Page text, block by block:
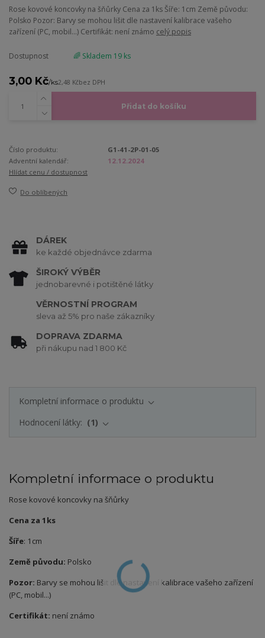
Rose kovové koncovky na šňůrky Cena za 1ks Šíře: 1cm Země původu:
Polsko Pozor: Barvy se mohou lišit dle nastavení kalibrace vašeho
zařízení (PC, mobil...) Certifikát: není známo celý popis
Dostupnost 🌈 Skladem 19 ks
3,00 Kč/ks2,48 Kčbez DPH
Přidat do košíku
Číslo produktu:
G1-41-2P-01-05
Adventní kalendář:
12.12.2024
Hlídat cenu / dostupnost
Do oblíbených
DÁREK
ke každé objednávce zdarma
ŠIROKÝ VÝBĚR
jednobarevné i potištěné látky
VĚRNOSTNÍ PROGRAM
sleva až 5% pro naše zákazníky
DOPRAVA ZDARMA
při nákupu nad 1 800 Kč
Kompletní informace o produktu
Hodnocení látky:
1
Kompletní informace o produktu
Rose kovové koncovky na šňůrky
Cena za 1ks
Šíře: 1cm
Země původu: Polsko
Pozor: Barvy se mohou lišit dle nastavení kalibrace vašeho zařízení
(PC, mobil...)
Certifikát: není známo